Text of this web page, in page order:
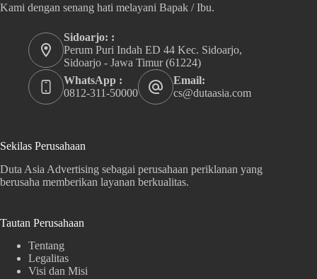
Kami dengan senang hati melayani Bapak / Ibu.
Sidoarjo: :
Perum Puri Indah ED 44 Kec. Sidoarjo,
Sidoarjo - Jawa Timur (61224)
WhatsApp :
0812-311-50000
Email:
cs@dutaasia.com
Sekilas Perusahaan
Duta Asia Advertising sebagai perusahaan periklanan yang
berusaha memberikan layanan berkualitas.
Tautan Perusahaan
Tentang
Legalitas
Visi dan Misi